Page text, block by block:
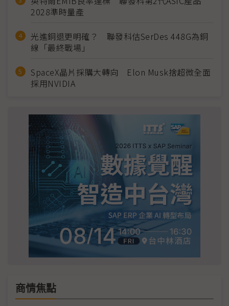
2028準時量產
光進銅退更明確？ 聯發科估SerDes 448G為銅
線「最終戰場」
SpaceX晶片採購大轉向 Elon Musk捨超微全面
採用NVIDIA
商情焦點